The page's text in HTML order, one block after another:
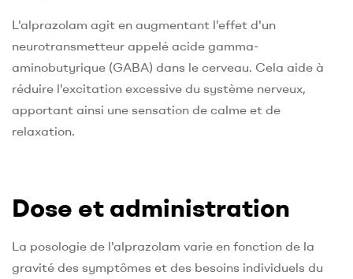
L'alprazolam agit en augmentant l'effet d'un
neurotransmetteur appelé acide gamma-
aminobutyrique (GABA) dans le cerveau. Cela aide à
réduire l'excitation excessive du système nerveux,
apportant ainsi une sensation de calme et de
relaxation.
Dose et administration
La posologie de l'alprazolam varie en fonction de la
gravité des symptômes et des besoins individuels du